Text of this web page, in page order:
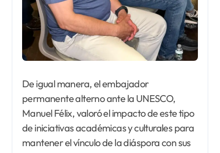
De igual manera, el embajador
permanente alterno ante la UNESCO,
Manuel Félix, valoró el impacto de este tipo
de iniciativas académicas y culturales para
mantener el vínculo de la diáspora con sus